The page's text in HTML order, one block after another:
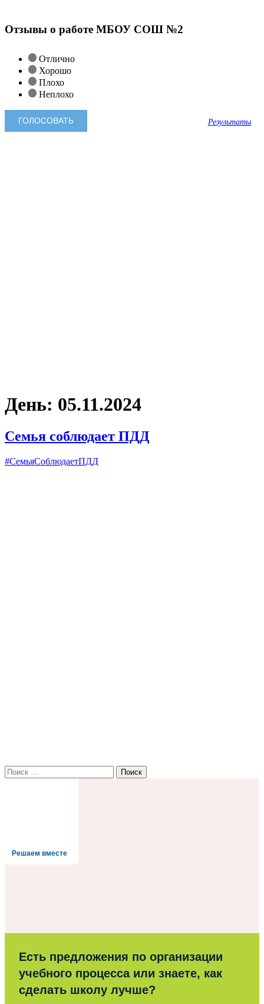
Отзывы о работе МБОУ СОШ №2
Отлично
Хорошо
Плохо
Неплохо
Результаты
День: 05.11.2024
Семья соблюдает ПДД
#СемьяСоблюдаетПДД
Найти:
Решаем вместе
Есть предложения по организации
учебного процесса или знаете, как
сделать школу лучше?